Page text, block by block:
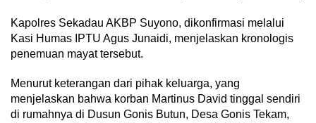
Kapolres Sekadau AKBP Suyono, dikonfirmasi melalui
Kasi Humas IPTU Agus Junaidi, menjelaskan kronologis
penemuan mayat tersebut.
Menurut keterangan dari pihak keluarga, yang
menjelaskan bahwa korban Martinus David tinggal sendiri
di rumahnya di Dusun Gonis Butun, Desa Gonis Tekam,